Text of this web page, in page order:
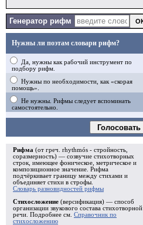
Генератор рифм
Нужны ли поэтам словари рифм?
Да, нужны как рабочий инструмент по
подбору рифм.
Нужны по необходимости, как «скорая
помощь».
Не нужны. Рифмы следует вспоминать
самостоятельно.
Голосовать
Рифма (от греч. rhythmós - стройность,
соразмерность) — созвучие стихотворных
строк, имеющее фоническое, метрическое и
композиционное значение. Рифма
подчёркивает границу между стихами и
объединяет стихи в строфы
Словарь разновидностей рифмы
Стихосложение (версификация) — способ
организации звукового состава стихотворной
речи. Подробнее см. Справочник по
стихосложению